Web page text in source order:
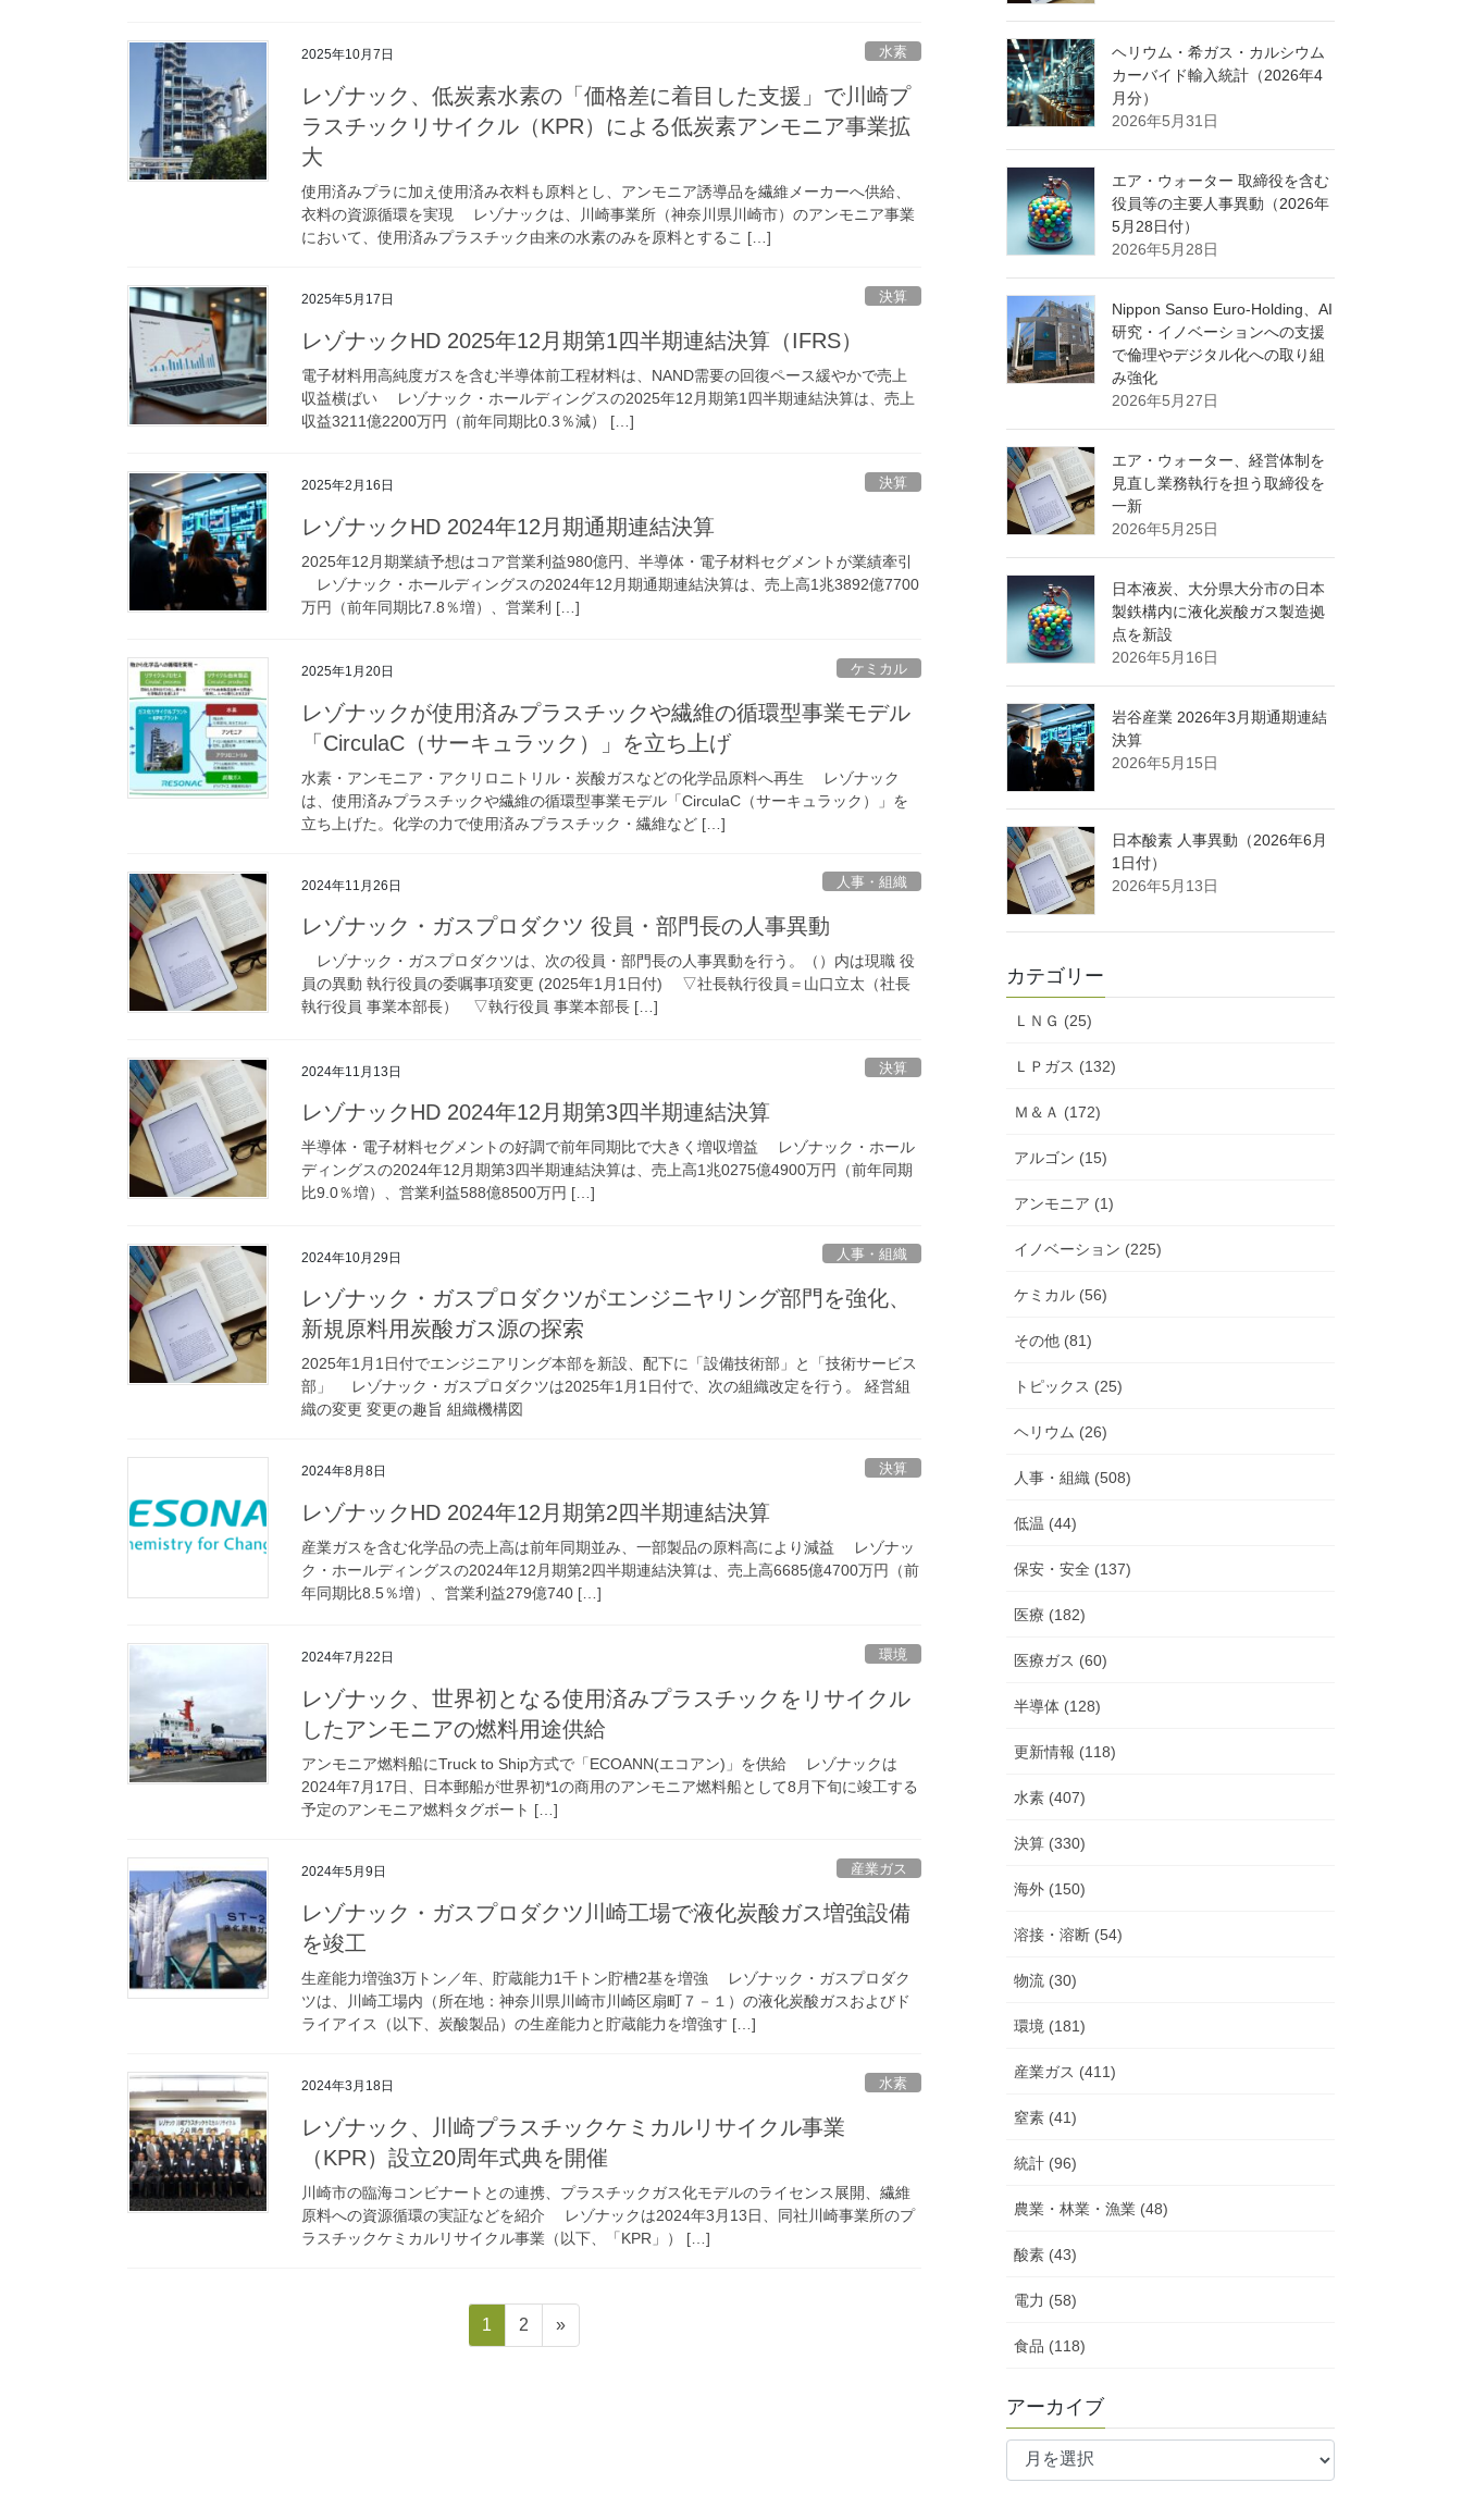
2025年10月7日 水素
レゾナック、低炭素水素の「価格差に着目した支援」で川崎プ
ラスチックリサイクル（KPR）による低炭素アンモニア事業拡
大
使用済みプラに加え使用済み衣料も原料とし、アンモニア誘導品を繊維メーカーへ供給、
衣料の資源循環を実現 レゾナックは、川崎事業所（神奈川県川崎市）のアンモニア事業
において、使用済みプラスチック由来の水素のみを原料とするこ […]
2025年5月17日 決算
レゾナックHD 2025年12月期第1四半期連結決算（IFRS）
電子材料用高純度ガスを含む半導体前工程材料は、NAND需要の回復ペース緩やかで売上
収益横ばい レゾナック・ホールディングスの2025年12月期第1四半期連結決算は、売上
収益3211億2200万円（前年同期比0.3％減） […]
2025年2月16日 決算
レゾナックHD 2024年12月期通期連結決算
2025年12月期業績予想はコア営業利益980億円、半導体・電子材料セグメントが業績牽引
レゾナック・ホールディングスの2024年12月期通期連結決算は、売上高1兆3892億7700
万円（前年同期比7.8％増）、営業利 […]
2025年1月20日 ケミカル
レゾナックが使用済みプラスチックや繊維の循環型事業モデル
「CirculaC（サーキュラック）」を立ち上げ
水素・アンモニア・アクリロニトリル・炭酸ガスなどの化学品原料へ再生 レゾナック
は、使用済みプラスチックや繊維の循環型事業モデル「CirculaC（サーキュラック）」を
立ち上げた。化学の力で使用済みプラスチック・繊維など […]
2024年11月26日 人事・組織
レゾナック・ガスプロダクツ 役員・部門長の人事異動
レゾナック・ガスプロダクツは、次の役員・部門長の人事異動を行う。（）内は現職 役
員の異動 執行役員の委嘱事項変更 (2025年1月1日付) ▽社長執行役員＝山口立太（社長
執行役員 事業本部長） ▽執行役員 事業本部長 […]
2024年11月13日 決算
レゾナックHD 2024年12月期第3四半期連結決算
半導体・電子材料セグメントの好調で前年同期比で大きく増収増益 レゾナック・ホール
ディングスの2024年12月期第3四半期連結決算は、売上高1兆0275億4900万円（前年同期
比9.0％増）、営業利益588億8500万円 […]
2024年10月29日 人事・組織
レゾナック・ガスプロダクツがエンジニヤリング部門を強化、
新規原料用炭酸ガス源の探索
2025年1月1日付でエンジニアリング本部を新設、配下に「設備技術部」と「技術サービス
部」 レゾナック・ガスプロダクツは2025年1月1日付で、次の組織改定を行う。 経営組
織の変更 変更の趣旨 組織機構図
2024年8月8日 決算
レゾナックHD 2024年12月期第2四半期連結決算
産業ガスを含む化学品の売上高は前年同期並み、一部製品の原料高により減益 レゾナッ
ク・ホールディングスの2024年12月期第2四半期連結決算は、売上高6685億4700万円（前
年同期比8.5％増）、営業利益279億740 […]
2024年7月22日 環境
レゾナック、世界初となる使用済みプラスチックをリサイクル
したアンモニアの燃料用途供給
アンモニア燃料船にTruck to Ship方式で「ECOANN(エコアン)」を供給 レゾナックは
2024年7月17日、日本郵船が世界初*1の商用のアンモニア燃料船として8月下旬に竣工する
予定のアンモニア燃料タグボート […]
2024年5月9日 産業ガス
レゾナック・ガスプロダクツ川崎工場で液化炭酸ガス増強設備
を竣工
生産能力増強3万トン／年、貯蔵能力1千トン貯槽2基を増強 レゾナック・ガスプロダク
ツは、川崎工場内（所在地：神奈川県川崎市川崎区扇町７－１）の液化炭酸ガスおよびド
ライアイス（以下、炭酸製品）の生産能力と貯蔵能力を増強す […]
2024年3月18日 水素
レゾナック、川崎プラスチックケミカルリサイクル事業
（KPR）設立20周年式典を開催
川崎市の臨海コンビナートとの連携、プラスチックガス化モデルのライセンス展開、繊維
原料への資源循環の実証などを紹介 レゾナックは2024年3月13日、同社川崎事業所のプ
ラスチックケミカルリサイクル事業（以下、「KPR」） […]
固
定
1
固
定
2 »
ヘリウム・希ガス・カルシウム
カーバイド輸入統計（2026年4
月分）
2026年5月31日
エア・ウォーター 取締役を含む
役員等の主要人事異動（2026年
5月28日付）
2026年5月28日
Nippon Sanso Euro-Holding、AI
研究・イノベーションへの支援
で倫理やデジタル化への取り組
み強化
2026年5月27日
エア・ウォーター、経営体制を
見直し業務執行を担う取締役を
一新
2026年5月25日
日本液炭、大分県大分市の日本
製鉄構内に液化炭酸ガス製造拠
点を新設
2026年5月16日
岩谷産業 2026年3月期通期連結
決算
2026年5月15日
日本酸素 人事異動（2026年6月
1日付）
2026年5月13日
カテゴリー
ＬＮＧ (25)
ＬＰガス (132)
Ｍ＆Ａ (172)
アルゴン (15)
アンモニア (1)
イノベーション (225)
ケミカル (56)
その他 (81)
トピックス (25)
ヘリウム (26)
人事・組織 (508)
低温 (44)
保安・安全 (137)
医療 (182)
医療ガス (60)
半導体 (128)
更新情報 (118)
水素 (407)
決算 (330)
海外 (150)
溶接・溶断 (54)
物流 (30)
環境 (181)
産業ガス (411)
窒素 (41)
統計 (96)
農業・林業・漁業 (48)
酸素 (43)
電力 (58)
食品 (118)
アーカイブ
ア